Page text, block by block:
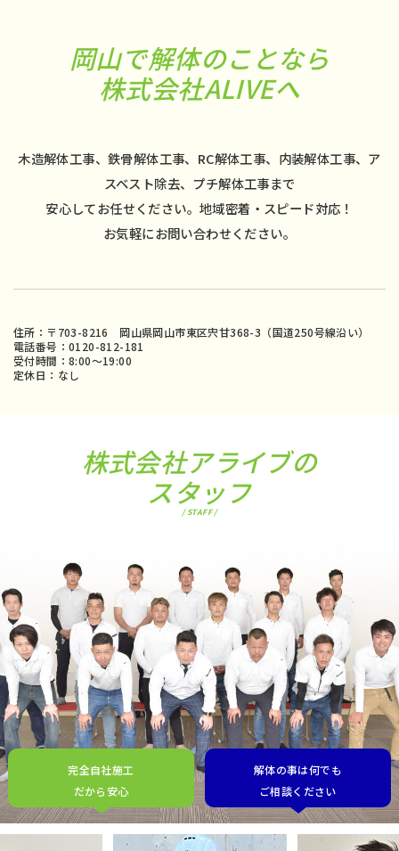
岡山で解体のことなら
株式会社ALIVEへ
木造解体工事、鉄骨解体工事、RC解体工事、内装解体工事、ア
スベスト除去、プチ解体工事まで
安心してお任せください。地域密着・スピード対応！
お気軽にお問い合わせください。
住所：〒703-8216 岡山県岡山市東区宍甘368-3（国道250号線沿い）
電話番号：0120-812-181
受付時間：8:00〜19:00
定休日：なし
株式会社アライブの
スタッフ
/ STAFF /
完全自社施工
だから安心
解体の事は何でも
ご相談ください